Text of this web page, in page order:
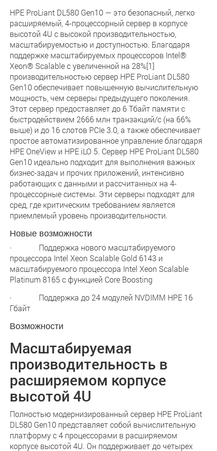
HPE ProLiant DL580 Gen10 — это безопасный, легко
расширяемый, 4-процессорный сервер в корпусе
высотой 4U с высокой производительностью,
масштабируемостью и доступностью. Благодаря
поддержке масштабируемых процессоров Intel®
Xeon® Scalable с увеличенной на 28%[1]
производительностью сервер HPE ProLiant DL580
Gen10 обеспечивает повышенную вычислительную
мощность, чем серверы предыдущего поколения.
Этот сервер предоставляет до 6 Тбайт памяти с
быстродействием 2666 млн транзакций/с (на 66%
выше) и до 16 слотов PCIe 3.0, а также обеспечивает
простое автоматизированное управление благодаря
HPE OneView и HPE iLO 5. Сервер HPE ProLiant DL580
Gen10 идеально подходит для выполнения важных
бизнес-задач и прочих приложений, интенсивно
работающих с данными и рассчитанных на 4-
процессорные системы. Эти серверы подходят для
сред, где критическим требованием является
приемлемый уровень производительности.
Новые возможности
· Поддержка нового масштабируемого
процессора Intel Xeon Scalable Gold 6143 и
масштабируемого процессора Intel Xeon Scalable
Platinum 8165 с функцией Core Boosting
· Поддержка до 24 модулей NVDIMM HPE 16
Гбайт
Возможности
Масштабируемая
производительность в
расширяемом корпусе
высотой 4U
Полностью модернизированный сервер HPE ProLiant
DL580 Gen10 представляет собой вычислительную
платформу с 4 процессорами в расширяемом
корпусе высотой 4U. Он поддерживает до четырех